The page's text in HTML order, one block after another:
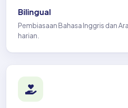
Bilingual
Pembiasaan Bahasa Inggris dan
harian.